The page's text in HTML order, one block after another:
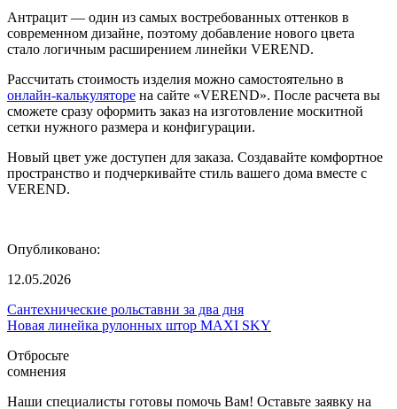
Антрацит — один из самых востребованных оттенков в
современном дизайне, поэтому добавление нового цвета
стало логичным расширением линейки VEREND.
Рассчитать стоимость изделия можно самостоятельно в
онлайн-калькуляторе на сайте «VEREND». После расчета вы
сможете сразу оформить заказ на изготовление москитной
сетки нужного размера и конфигурации.
Новый цвет уже доступен для заказа. Создавайте комфортное
пространство и подчеркивайте стиль вашего дома вместе с
VEREND.
Опубликовано:
12.05.2026
Сантехнические рольставни за два дня
Новая линейка рулонных штор MAXI SKY
Отбросьте
сомнения
Наши специалисты готовы помочь Вам! Оставьте заявку на